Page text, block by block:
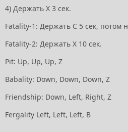
4) Держать X 3 сек.
Fatality-1: Держать С 5 сек, потом
Fatality-2: Держать X 10 сек.
Pit: Up, Up, Up, Z
Babality: Down, Down, Down, Z
Friendship: Down, Left, Right, Z
Fergality Left, Left, Left, В